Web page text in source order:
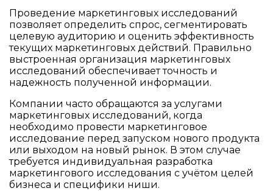
Проведение маркетинговых исследований
позволяет определить спрос, сегментировать
целевую аудиторию и оценить эффективность
текущих маркетинговых действий. Правильно
выстроенная организация маркетинговых
исследований обеспечивает точность и
надежность полученной информации.
Компании часто обращаются за услугами
маркетинговых исследований, когда
необходимо провести маркетинговое
исследование перед запуском нового продукта
или выходом на новый рынок. В этом случае
требуется индивидуальная разработка
маркетингового исследования с учётом целей
бизнеса и специфики ниши.